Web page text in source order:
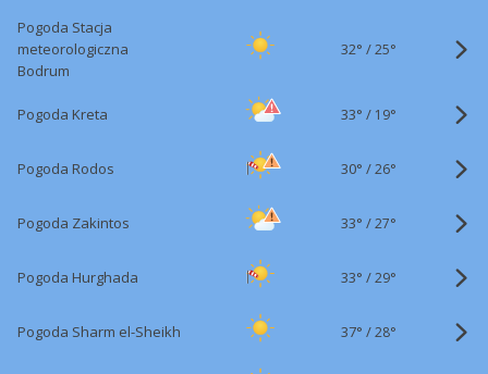
Pogoda Stacja
meteorologiczna
Bodrum
32° /25°
Pogoda Kreta 33° / 19°
Pogoda Rodos 30° /26°
Pogoda Zakintos 33° /27°
Pogoda Hurghada 33° /29°
Pogoda Sharm el-Sheikh 37° /28°